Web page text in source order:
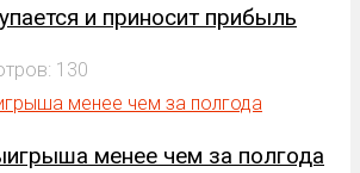
и приносит прибыль
130
менее чем за полгода